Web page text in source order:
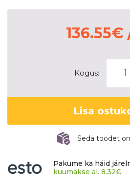
136.55€
Kogus:
ICE
ZERO
kogus
Lisa
Seda toodet
Pakume ka häid
kuumakse al. 8.32€